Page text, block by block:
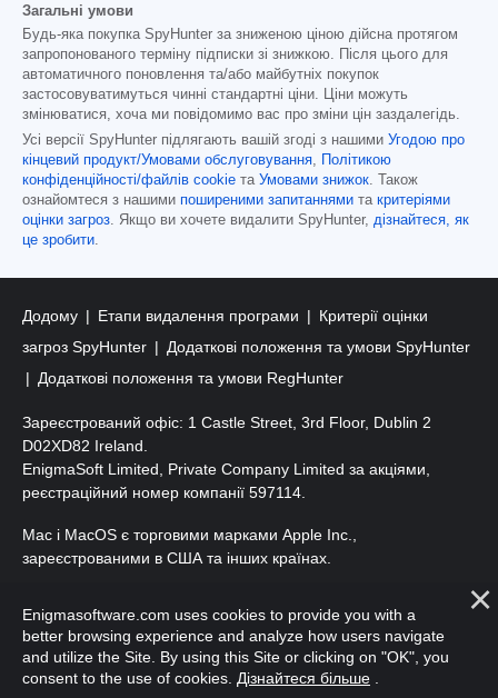
Загальні умови
Будь-яка покупка SpyHunter за зниженою ціною дійсна протягом
запропонованого терміну підписки зі знижкою. Після цього для
автоматичного поновлення та/або майбутніх покупок
застосовуватимуться чинні стандартні ціни. Ціни можуть
змінюватися, хоча ми повідомимо вас про зміни цін заздалегідь.
Усі версії SpyHunter підлягають вашій згоді з нашими Угодою про
кінцевий продукт/Умовами обслуговування
Політикою
конфіденційності/файлів cookie та Умовами знижок . Також
ознайомтеся з нашими поширеними запитаннями та критеріями
оцінки загроз . Якщо ви хочете видалити SpyHunter, дізнайтеся, як
це зробити
Додому Етапи видалення програми
Критерії оцінки
загроз SpyHunter
Додаткові положення та умови SpyHunter
Додаткові положення та умови RegHunter
Зареєстрований офіс: 1 Castle Street, 3rd Floor, Dublin 2
D02XD82 Ireland.
EnigmaSoft Limited, Private Company Limited за акціями,
реєстраційний номер компанії 597114.
Mac і MacOS є торговими марками Apple Inc.,
зареєстрованими в США та інших країнах.
захищено.
Enigmasoftware.com uses cookies to provide you with a
better browsing experience and analyze how users navigate
and utilize the Site. By using this Site or clicking on "OK", you
consent to the use of cookies. Дізнайтеся більше